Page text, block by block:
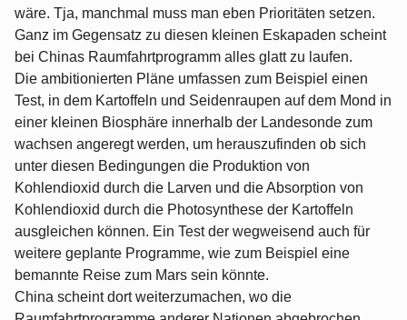
wäre. Tja, manchmal muss man eben Prioritäten setzen.
Ganz im Gegensatz zu diesen kleinen Eskapaden scheint
bei Chinas Raumfahrtprogramm alles glatt zu laufen.
Die ambitionierten Pläne umfassen zum Beispiel einen
Test, in dem Kartoffeln und Seidenraupen auf dem Mond in
einer kleinen Biosphäre innerhalb der Landesonde zum
wachsen angeregt werden, um herauszufinden ob sich
unter diesen Bedingungen die Produktion von
Kohlendioxid durch die Larven und die Absorption von
Kohlendioxid durch die Photosynthese der Kartoffeln
ausgleichen können. Ein Test der wegweisend auch für
weitere geplante Programme, wie zum Beispiel eine
bemannte Reise zum Mars sein könnte.
China scheint dort weiterzumachen, wo die